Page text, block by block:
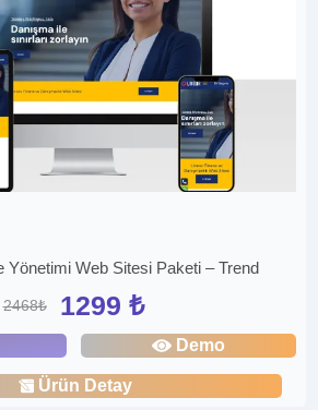
Yönetimi Web Sitesi Paketi – Trend
2468₺ 1299 ₺
Demo
Ürün Detay